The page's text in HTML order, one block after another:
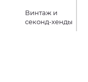
Винтаж и
секонд-хенды